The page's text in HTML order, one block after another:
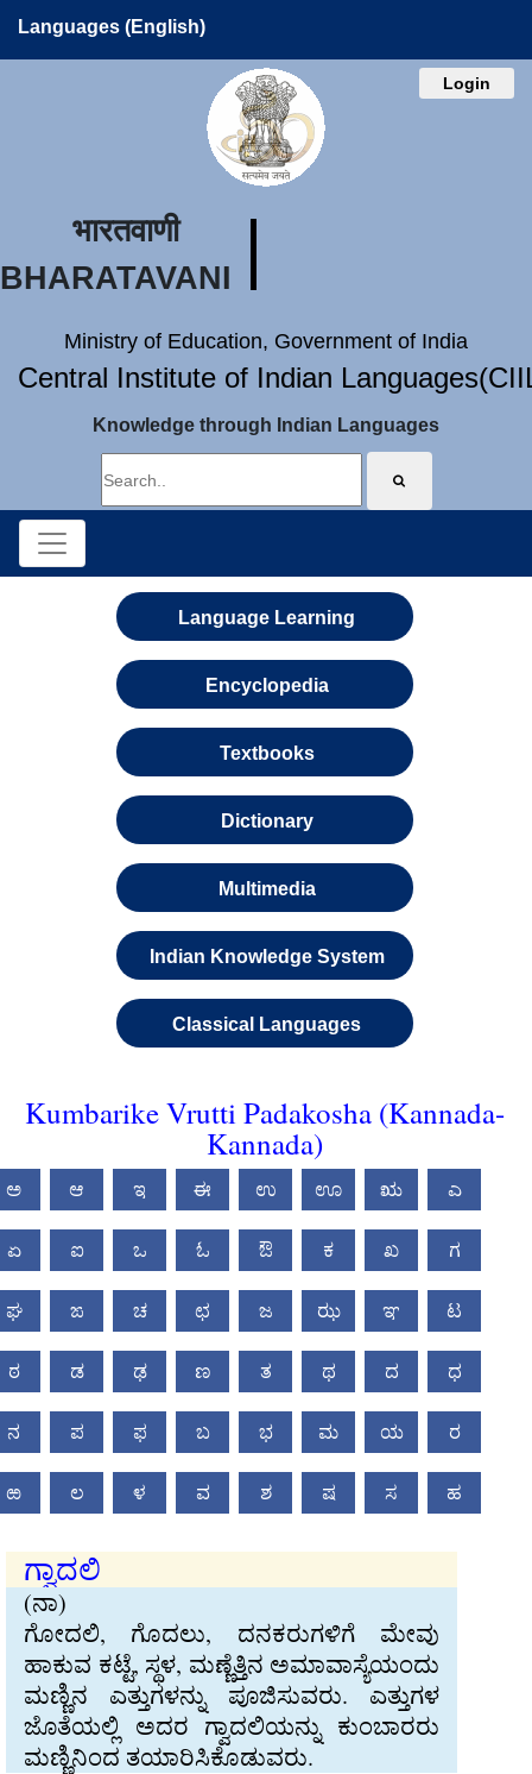
Languages (English)
Login
भारतवाणी
BHARATAVANI
Ministry of Education, Government of India
Central Institute of Indian
Knowledge through Indian Languages
Language Learning
Encyclopedia
Textbooks
Dictionary
Multimedia
Indian Knowledge System
Classical Languages
Kumbarike Vrutti Padakosha (Kannada-
Kannada)
ಅ ಆ ಇ ಈ ಉ ಊ ಋ ಎ
ಏ ಐ ಒ ಓ ಔ ಕ ಖ ಗ
ಘ ಙ ಚ ಛ ಜ ಝ ಞ ಟ
ಠ ಡ ಢ ಣ ತ ಥ ದ ಧ
ನ ಪ ಫ ಬ ಭ ಮ ಯ ರ
ಱ ಲ ಳ ವ ಶ ಷ ಸ ಹ
ಗ್ವಾದಲಿ
(ನಾ)
ಗೋದಲಿ, ಗೊದಲು, ದನಕರುಗಳಿಗೆ ಮೇವು
ಹಾಕುವ ಕಟ್ಟೆ, ಸ್ಥಳ, ಮಣ್ಣೆತ್ತಿನ ಅಮಾವಾಸ್ಯೆಯಂದು
ಮಣ್ಣಿನ ಎತ್ತುಗಳನ್ನು ಪೂಜಿಸುವರು. ಎತ್ತುಗಳ
ಜೊತೆಯಲ್ಲಿ ಅದರ ಗ್ವಾದಲಿಯನ್ನು ಕುಂಬಾರರು
ಮಣ್ಣಿನಿಂದ ತಯಾರಿಸಿಕೊಡುವರು.